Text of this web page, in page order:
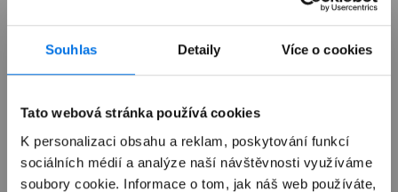
Souhlas Detaily Více o cookies
Tato webová stránka používá cookies
K personalizaci obsahu a reklam, poskytování funkcí
sociálních médií a analýze naší návštěvnosti využíváme
soubory cookie. Informace o tom, jak náš web používáte,
Již není v prodeji
Výkup zařízení
Autorizovaný servis Apple